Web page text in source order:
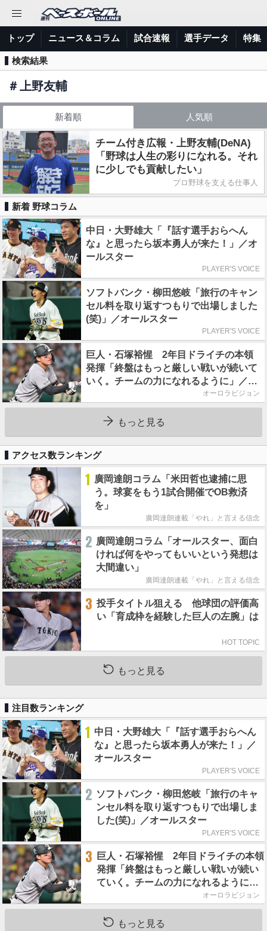
トップ ニュース＆コラム 試合速報 選手データ 特集
検索結果
＃上野友輔
新着順 人気順
チーム付き広報・上野友輔(DeNA)
「野球は人生の彩りになれる。それ
に少しでも貢献したい」
プロ野球を支える仕事人
新着 野球コラム
中日・大野雄大「『話す選手おらへん
な』と思ったら坂本勇人が来た！」／オ
ールスター
PLAYER'S VOICE
ソフトバンク・柳田悠岐「旅行のキャン
セル料を取り返すつもりで出場しました
(笑)」／オールスター
PLAYER'S VOICE
巨人・石塚裕惺 2年目ドライチの本領
発揮「終盤はもっと厳しい戦いが続いて
いく。チームの力になれるように」／後
オーロラビジョン
もっと見る
アクセス数ランキング
1 廣岡達朗コラム「米田哲也逮捕に思
う。球宴をもう1試合開催でOB救済
を」
廣岡達朗連載「やれ」と言える信念
2 廣岡達朗コラム「オールスター、面白
ければ何をやってもいいという発想は
大間違い」
廣岡達朗連載「やれ」と言える信念
3 投手タイトル狙える 他球団の評価高
い「育成枠を経験した巨人の左腕」は
HOT TOPIC
もっと見る
注目数ランキング
1 中日・大野雄大「『話す選手おらへん
な』と思ったら坂本勇人が来た！」／
オールスター
PLAYER'S VOICE
2 ソフトバンク・柳田悠岐「旅行のキャ
ンセル料を取り返すつもりで出場しま
した(笑)」／オールスター
PLAYER'S VOICE
3
巨人・石塚裕惺 2年目ドライチの本領
発揮「終盤はもっと厳しい戦いが続い
ていく。チームの力になれるように」
オーロラビジョン
もっと見る